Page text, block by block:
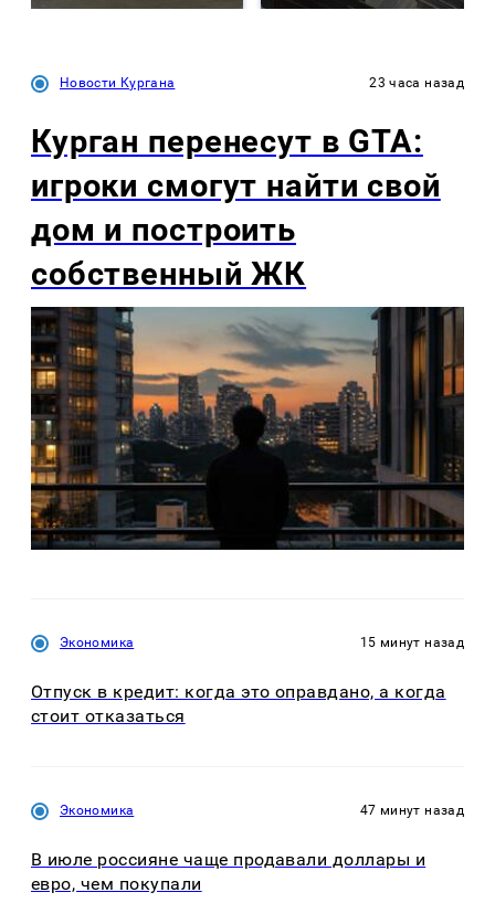
Новости Кургана 23 часа назад
Курган перенесут в GTA:
игроки смогут найти свой
дом и построить
собственный ЖК
Экономика 15 минут назад
Отпуск в кредит: когда это оправдано, а когда
стоит отказаться
Экономика 47 минут назад
В июле россияне чаще продавали доллары и
евро, чем покупали